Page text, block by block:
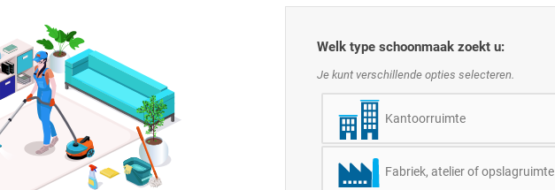
Welk type schoonmaak zoekt u:
Je kunt verschillende opties selecteren.
Kantoorruimte
Fabriek, atelier of opslagruimte